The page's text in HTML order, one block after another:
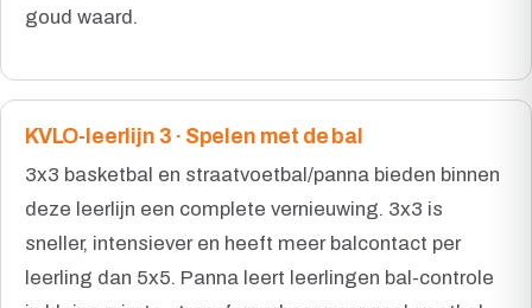
goud waard.
KVLO-leerlijn 3 · Spelen met de bal
3x3 basketbal en straatvoetbal/panna bieden binnen
deze leerlijn een complete vernieuwing. 3x3 is
sneller, intensiever en heeft meer balcontact per
leerling dan 5x5. Panna leert leerlingen bal-controle